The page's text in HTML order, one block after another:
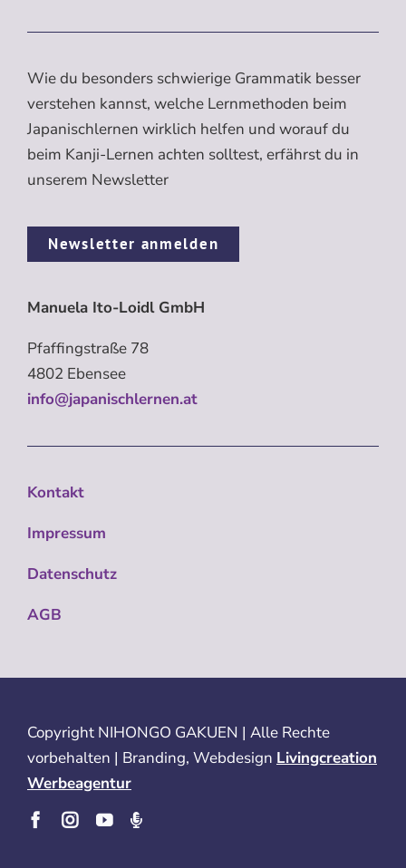
Wie du besonders schwierige Grammatik besser
verstehen kannst, welche Lernmethoden beim
Japanischlernen wirklich helfen und worauf du
beim Kanji-Lernen achten solltest, erfährst du in
unserem Newsletter
Newsletter anmelden
Manuela Ito-Loidl GmbH
Pfaffingstraße 78
4802 Ebensee
info@japanischlernen.at
Kontakt
Impressum
Datenschutz
AGB
Copyright NIHONGO GAKUEN | Alle Rechte
vorbehalten | Branding, Webdesign Livingcreation
Werbeagentur